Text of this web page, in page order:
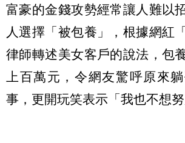
富豪的金錢攻勢經常讓人難以
人選擇「被包養」，根據網紅
律師轉述美女客戶的說法，包
上百萬元，令網友驚呼原來
事，更開玩笑表示「我也不想努